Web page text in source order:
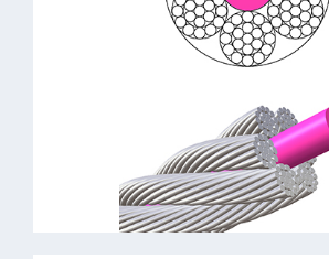
bewegte
: Entmistungsseile,
Seilzüge, Hebeseile,
> Mehr erfahren
> Artikel anfragen